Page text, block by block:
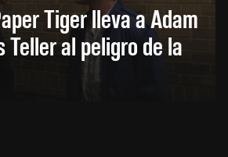
Tiger lleva a Adam
al peligro de la